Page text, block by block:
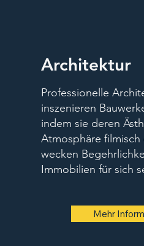
Architektur
Professionelle
inszenieren
indem sie deren
Atmosphäre filmisch
wecken
Immobilien für sich
Mehr